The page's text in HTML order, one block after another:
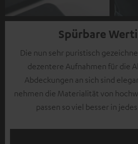
Spürbare
Die nun sehr puristisch
dezentere Aufnahmen für die
Abdeckungen an sich sind
nehmen die Materialität von
passen so viel besser in